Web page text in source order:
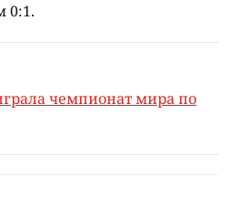
0:1.
чемпионат мира по